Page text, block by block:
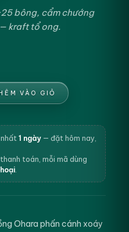
bông, cẩm chướng
kraft tổ ong.
VÀO GIỎ
1 ngày — đặt hôm nay,
toán, mỗi mã dùng
Ohara phấn cánh xoáy